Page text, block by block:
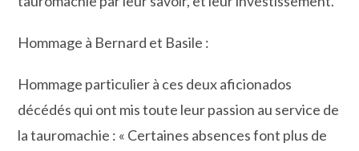
Hommage à Bernard et Basile :
Hommage particulier à ces deux aficionados
décédés qui ont mis toute leur passion au service de
la tauromachie : « Certaines absences font plus de